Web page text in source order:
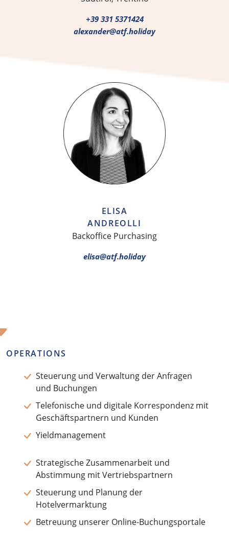
+39 331 5371424
alexander@atf.holiday
ELISA
ANDREOLLI
Backoffice Purchasing
elisa@atf.holiday
OPERATIONS
Steuerung und Verwaltung der Anfragen
und Buchungen
Telefonische und digitale Korrespondenz mit
Geschäftspartnern und Kunden
Yieldmanagement
Strategische Zusammenarbeit und
Abstimmung mit Vertriebspartnern
Steuerung und Planung der
Hotelvermarktung
Betreuung unserer Online-Buchungsportale